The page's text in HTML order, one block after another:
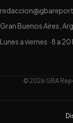
Gran Buenos Aires,
Lunes a viernes · 8 a 20
© 2026 GBA